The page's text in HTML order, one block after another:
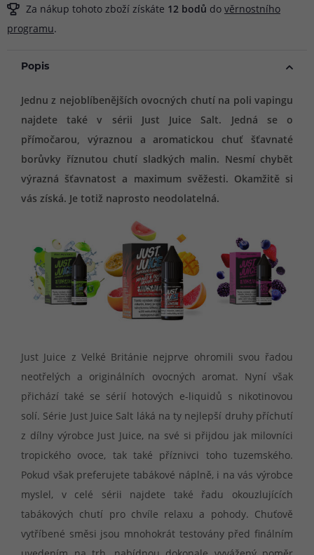
Za nákup tohoto zboží získáte 12 bodů do věrnostního
programu.
Popis
Jednu z nejoblíbenějších ovocných chutí na poli vapingu
najdete také v sérii Just Juice Salt. Jedná se o
přímočarou, výraznou a aromatickou chuť šťavnaté
borůvky říznutou chutí sladkých malin. Nesmí chybět
výrazná šťavnatost a maximum svěžesti. Okamžitě si
vás získá. Je totiž naprosto neodolatelná.
Just Juice z Velké Británie nejprve ohromili svou řadou
neotřelých a originálních ovocných aromat. Nyní však
přichází také se sérií hotových e-liquidů s nikotinovou
solí. Série Just Juice Salt láká na ty nejlepší druhy příchutí
z dílny výrobce Just Juice, na své si přijdou jak milovníci
tropického ovoce, tak také příznivci toho tuzemského.
Pokud však preferujete tabákové náplně, i na vás výrobce
myslel, v celé sérii najdete také řadu okouzlujících
tabákových chutí pro chvíle relaxu a pohody. Chuťově
vytříbené směsi jsou mnohokrát testovány před finálním